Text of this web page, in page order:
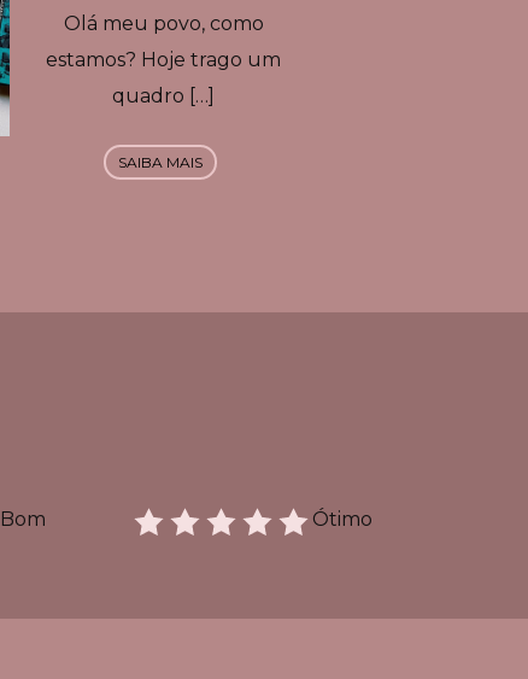
Olá meu povo, como
estamos? Hoje trago um
quadro […]
SAIBA MAIS
Bom Ótimo